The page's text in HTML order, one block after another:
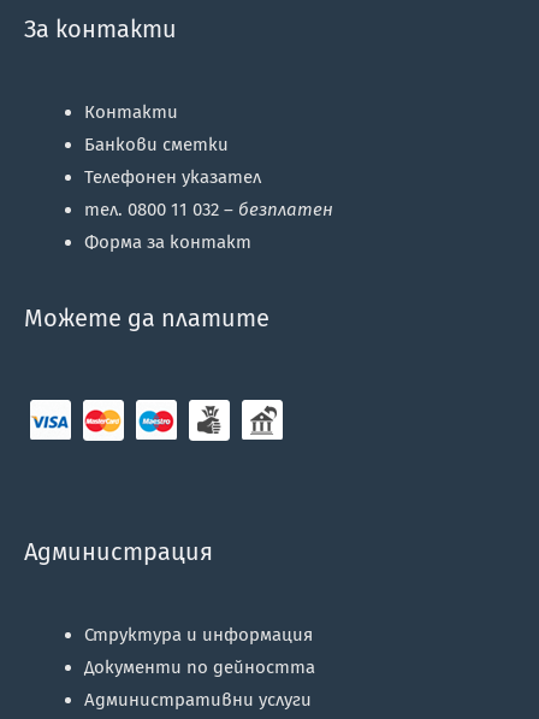
За контакти
Контакти
Банкови сметки
Телефонен указател
тел. 0800 11 032 – безплатен
Форма за контакт
Можете да платите
Администрация
Структура и информация
Документи по дейността
Административни услуги